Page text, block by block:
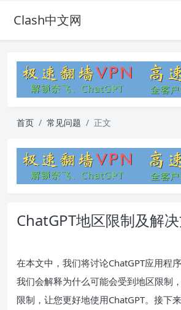
Clash中文网
首页 常见问题 正文
ChatGPT地区限制及解
在本文中，我们将讨论ChatGPT应用程
我们会解释为什么可能会受到地区限制
限制，让您更好地使用ChatGPT。接下